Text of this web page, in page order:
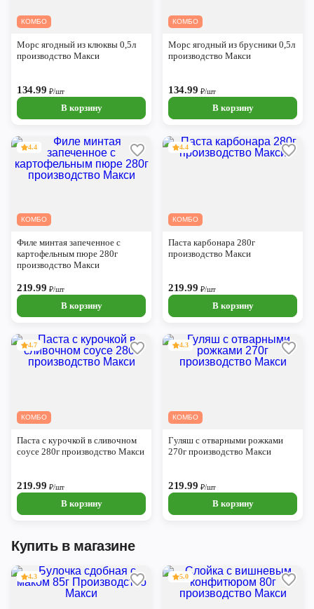
КОМБО
Морс ягодный из клюквы 0,5л
производство Макси
134.99 ₽/шт
В корзину
КОМБО
Морс ягодный из брусники 0,5л
производство Макси
134.99 ₽/шт
В корзину
КОМБО
4.4
Филе минтая запеченное с
картофельным пюре 280г
производство Макси
219.99 ₽/шт
В корзину
КОМБО
4.4
Паста карбонара 280г
производство Макси
219.99 ₽/шт
В корзину
КОМБО
4.7
Паста с курочкой в сливочном
соусе 280г производство Макси
219.99 ₽/шт
В корзину
КОМБО
4.3
Гуляш с отварными рожками
270г производство Макси
219.99 ₽/шт
В корзину
Купить в магазине
4.3 5.0